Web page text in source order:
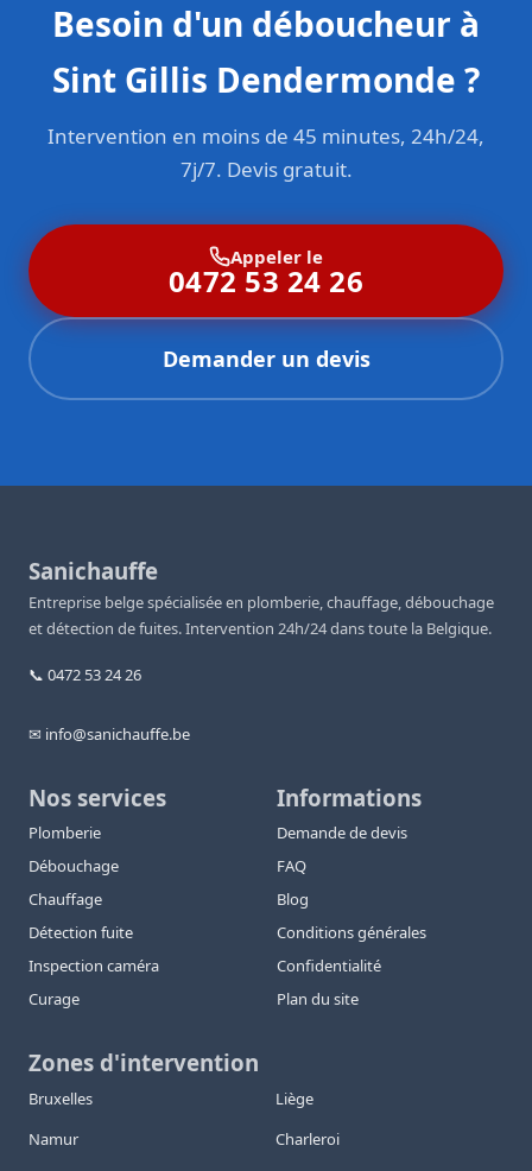
Besoin d'un déboucheur à
Sint Gillis Dendermonde ?
Intervention en moins de 45 minutes, 24h/24,
7j/7. Devis gratuit.
Appeler le
0472 53 24 26
Demander un devis
Sanichauffe
Entreprise belge spécialisée en plomberie, chauffage, débouchage
et détection de fuites. Intervention 24h/24 dans toute la Belgique.
📞 0472 53 24 26
✉ info@sanichauffe.be
Nos services
Plomberie
Débouchage
Chauffage
Détection fuite
Inspection caméra
Curage
Informations
Demande de devis
FAQ
Blog
Conditions générales
Confidentialité
Plan du site
Zones d'intervention
Bruxelles
Liège
Namur
Charleroi